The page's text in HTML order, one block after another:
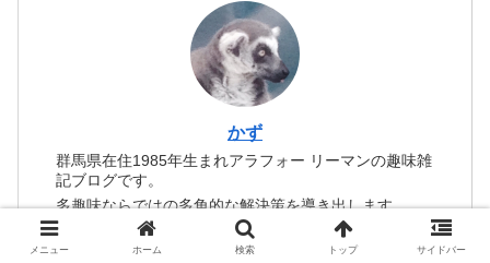
かず
群馬県在住1985年生まれアラフォー リーマンの趣味雑
記ブログです。
多趣味ならではの多角的な解決策を導き出します。
実体験から有益な情報をお伝えします。
詳しいプロフィールは
こちら
メニュー ホーム 検索 トップ サイドバー